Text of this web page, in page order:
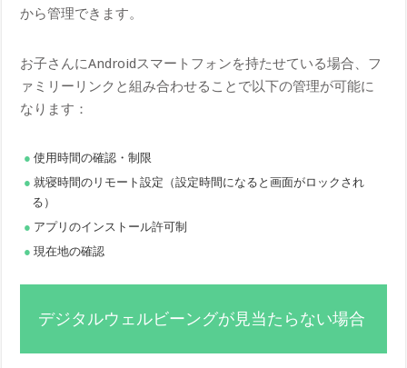
から管理できます。
お子さんにAndroidスマートフォンを持たせている場合、フ
ァミリーリンクと組み合わせることで以下の管理が可能に
なります：
使用時間の確認・制限
就寝時間のリモート設定（設定時間になると画面がロックされ
る）
アプリのインストール許可制
現在地の確認
デジタルウェルビーングが見当たらない場合